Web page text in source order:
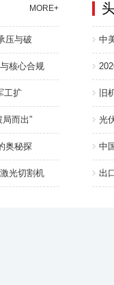
中
旧
光
中
出
MORE+
压与破
核心合规
工扩
而出”
奥秘探
光切割机